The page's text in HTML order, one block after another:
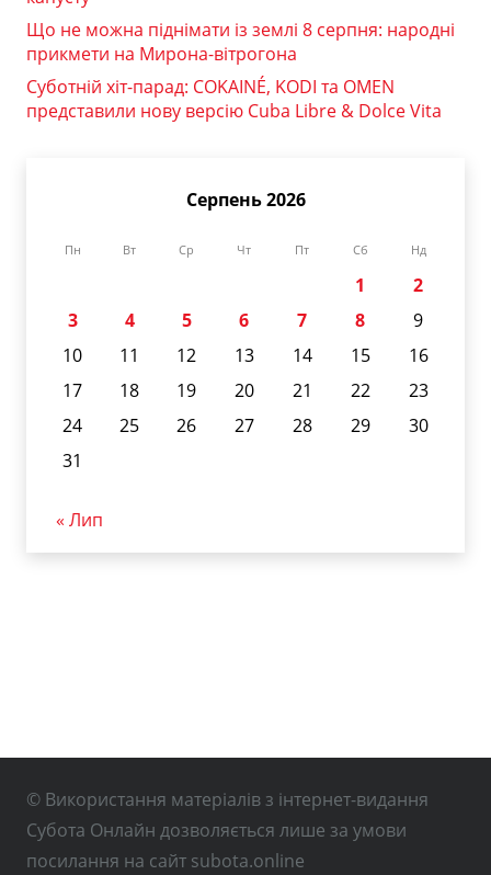
Що не можна піднімати із землі 8 серпня: народні
прикмети на Мирона-вітрогона
Суботній хіт-парад: COKAINÉ, KODI та OMEN
представили нову версію Cuba Libre & Dolce Vita
Серпень 2026
Пн Вт Ср Чт Пт Сб Нд
1
2
3
4 5 6 7 8
9
10
11 12 13 14 15
16
17
18 19 20 21 22
23
24
25 26 27 28 29
30
31
« Лип
© Використання матеріалів з інтернет-видання
Субота Онлайн дозволяється лише за умови
посилання на сайт subota.online